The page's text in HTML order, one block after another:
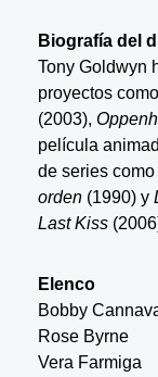
Biografía del
Tony Goldwyn
proyectos como
(2003),
película
de series como
orden(1990) y
Last Kiss
Elenco
Bobby
Rose Byrne
Vera Farmiga